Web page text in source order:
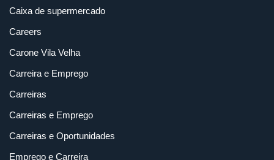
Caixa de supermercado
Careers
Carone Vila Velha
Carreira e Emprego
Carreiras
Carreiras e Emprego
Carreiras e Oportunidades
Emprego e Carreira